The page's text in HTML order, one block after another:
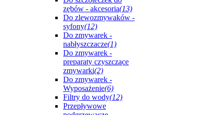
zębów - akcesoria(13)
Do zlewozmywaków -
syfony(12)
Do zmywarek -
nabłyszczacze(1)
Do zmywarek -
preparaty czyszczące
zmywarki(2)
Do zmywarek -
Wyposażenie(6)
Filtry do wody(12)
Przepływowe